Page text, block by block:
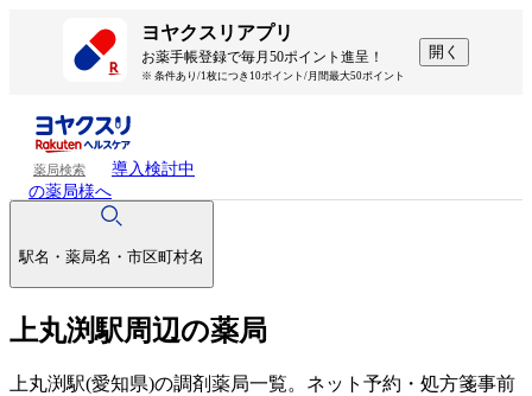
ヨヤクスリアプリ
お薬手帳登録で毎月50ポイント進呈！
※ 条件あり/1枚につき10ポイント/月間最大50ポイント
開く
薬局検索
導入検討中
の薬局様へ
駅名・薬局名・市区町村名
上丸渕駅周辺の薬局
上丸渕駅(愛知県)の調剤薬局一覧。ネット予約・処方箋事前